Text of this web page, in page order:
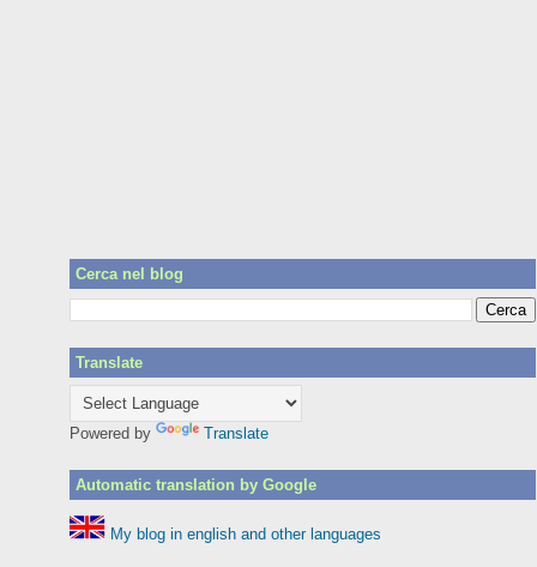
Cerca nel blog
Translate
Powered by Translate
Automatic translation by Google
My blog in english and other languages